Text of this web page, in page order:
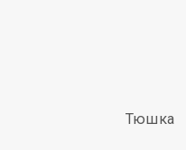
Тюшка